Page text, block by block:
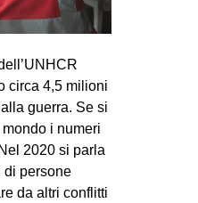
circa 4,5 milioni
guerra. Se si
i numeri
2020 si parla
di persone
da altri conflitti